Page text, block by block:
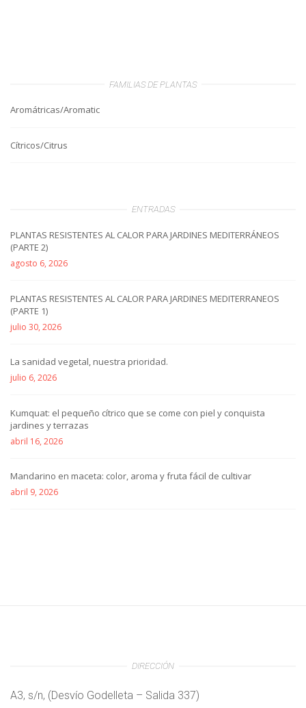
FAMILIAS DE PLANTAS
Aromátricas/Aromatic
Cítricos/Citrus
ENTRADAS
PLANTAS RESISTENTES AL CALOR PARA JARDINES MEDITERRÁNEOS
(PARTE 2)
agosto 6, 2026
PLANTAS RESISTENTES AL CALOR PARA JARDINES MEDITERRANEOS
(PARTE 1)
julio 30, 2026
La sanidad vegetal, nuestra prioridad.
julio 6, 2026
Kumquat: el pequeño cítrico que se come con piel y conquista
jardines y terrazas
abril 16, 2026
Mandarino en maceta: color, aroma y fruta fácil de cultivar
abril 9, 2026
DIRECCIÓN
A3, s/n, (Desvío Godelleta – Salida 337)